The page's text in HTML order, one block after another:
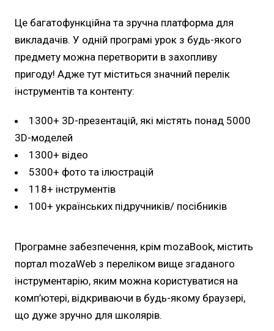
Це багатофункційна та зручна платформа для
викладачів. У одній програмі урок з будь-якого
предмету можна перетворити в захопливу
пригоду! Адже тут міститься значний перелік
інструментів та контенту:
1300+ 3D-презентацій, які містять понад 5000
3D-моделей
1300+ відео
5300+ фото та ілюстрацій
118+ інструментів
100+ українських підручників/ посібників
Програмне забезпечення, крім mozaBook, містить
портал mozaWeb з переліком вище згаданого
інструментарію, яким можна користуватися на
комп’ютері, відкриваючи в будь-якому браузері,
що дуже зручно для школярів.